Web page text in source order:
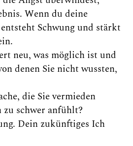
Wenn du deine
Schwung und stärkt
neu, was möglich ist und
denen Sie nicht wussten,
die Sie vermieden
zu schwer anfühlt?
Dein zukünftiges Ich